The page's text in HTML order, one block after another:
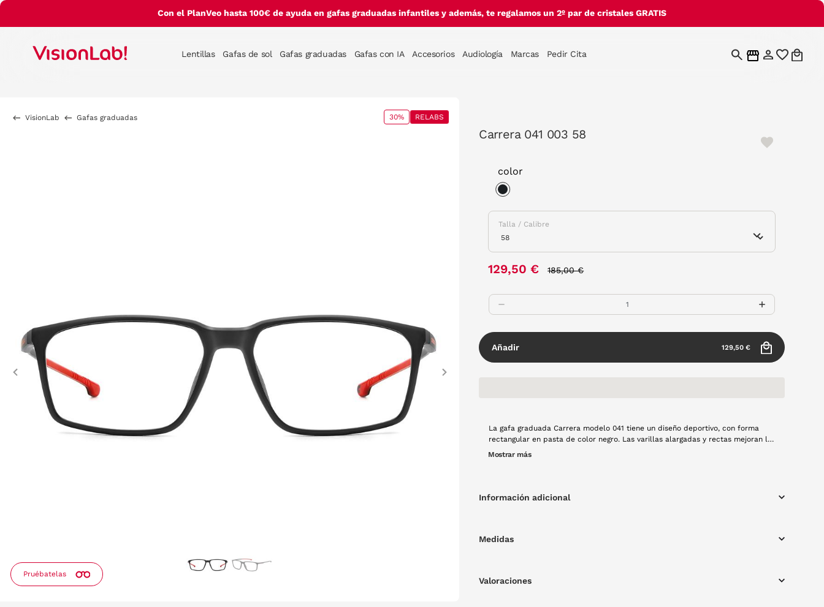
Con el PlanVeo hasta 100€ de ayuda en gafas graduadas infantiles y además, te regalamos un 2º par de cristales GRATIS
Lentillas Gafas de sol Gafas graduadas Gafas con IA Accesorios Audiología Marcas Pedir Cita
VisionLab Gafas graduadas 30% RELABS
Pruébatelas
Previous
Carrera 041 003 58
color
Talla / Calibre
129,50 € 185,00 €
Añadir 129,50 €
La gafa graduada Carrera modelo 041 tiene un diseño deportivo, con forma
rectangular en pasta de color negro. Las varillas alargadas y rectas mejoran la
sujeción cuando se realiza deporte, asegurando una perfecta visión.
Mostrar más
Información adicional
Medidas
Valoraciones